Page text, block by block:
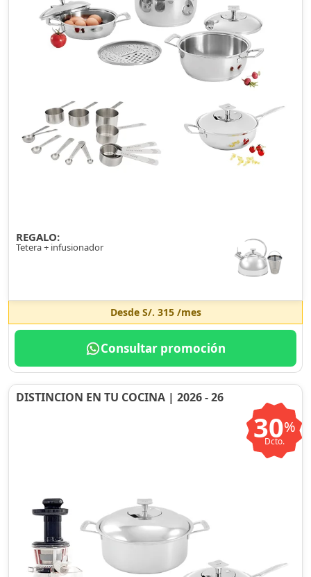
REGALO:
Tetera + infusionador
Desde S/. 315/mes
Consultar promoción
DISTINCION EN TU COCINA | 2026 - 26
30%
Dcto.